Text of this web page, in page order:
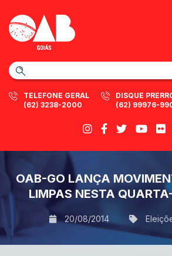
TELEFONE GERAL
(62) 3238-2000
DISQUE
(62) 99976-
OAB-GO LANÇA
LIMPAS NESTA
20/08/2014